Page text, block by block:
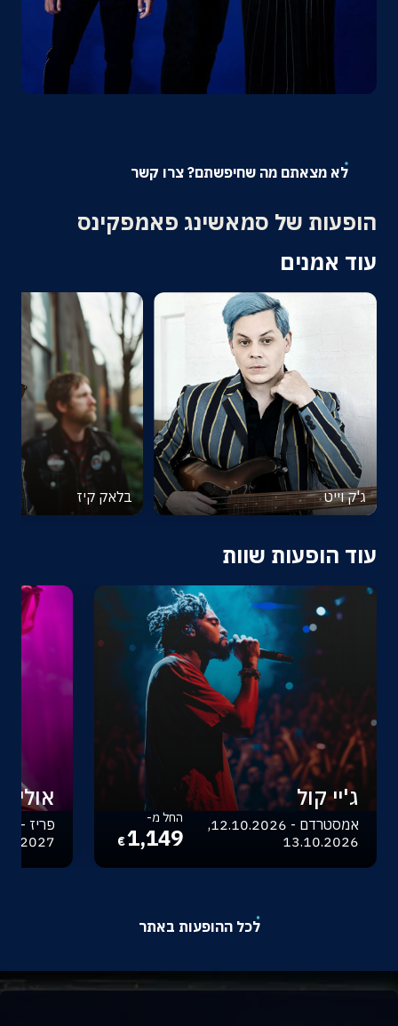
לא מצאתם מה שחיפשתם? צרו קשר
הופעות של סמאשינג פאמפקינס
עוד אמנים
ג'ק וייט בלאק קיז
עוד הופעות שוות
ג'יי קול
אמסטרדם - 12.10.2026,
13.10.2026
החל מ-
1,149
€
לכל ההופעות באתר